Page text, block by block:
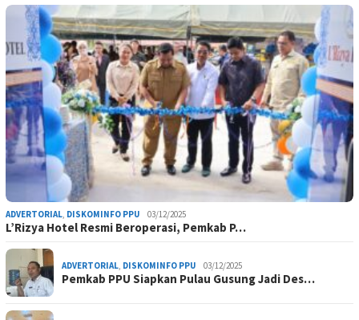
ADVERTORIAL DISKOMINFO PPU 03/12/2025
L’Rizya Hotel Resmi Beroperasi, Pemkab P…
ADVERTORIAL DISKOMINFO PPU 03/12/2025
Pemkab PPU Siapkan Pulau Gusung Jadi Des…